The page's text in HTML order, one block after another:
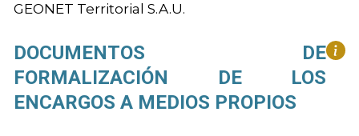
GEONET Territorial S.A.U.
DOCUMENTOS DE
FORMALIZACIÓN DE LOS
ENCARGOS A MEDIOS PROPIOS